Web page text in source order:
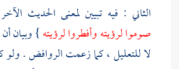
الثاني : فيه تبيين لمعنى الحديث
صوموا لرؤيته وأفطروا لرؤيته} وبيان
لا للتعليل ، كما زعمتالروافض. ولو